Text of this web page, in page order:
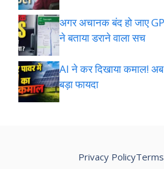
अगर अचानक बंद हो जाए
ने बताया डराने वाला सच
AI ने कर दिखाया कमाल! अब
बड़ा फायदा
Privacy PolicyTerms